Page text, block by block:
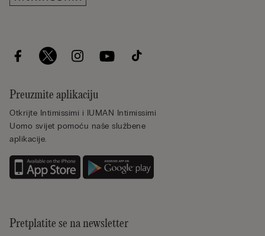
Preuzmite aplikaciju
Otkrijte Intimissimi i IUMAN Intimissimi
Uomo svijet pomoću naše službene
aplikacije.
Pretplatite se na newsletter